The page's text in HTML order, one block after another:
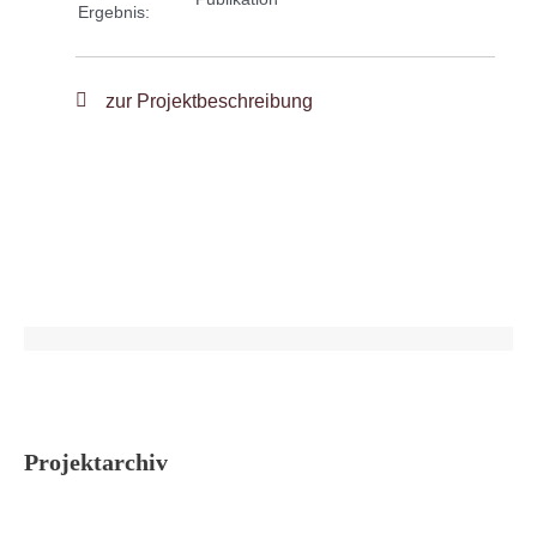
Ergebnis:
zur Projektbeschreibung
Projektarchiv